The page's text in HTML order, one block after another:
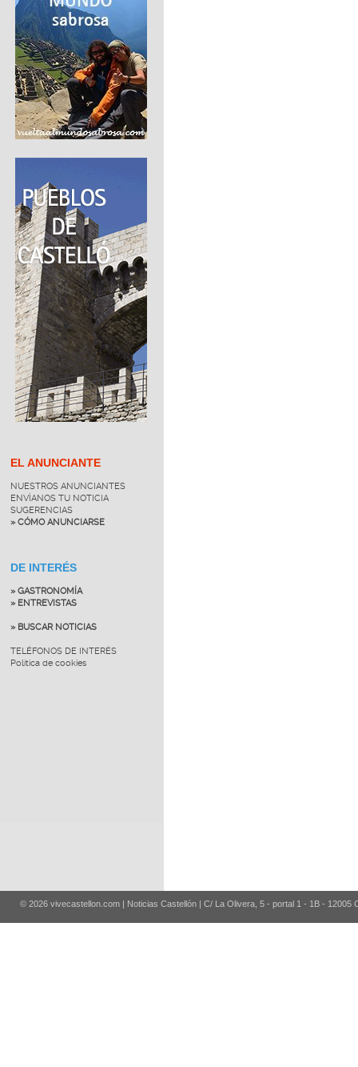
EL ANUNCIANTE
NUESTROS ANUNCIANTES
ENVÍANOS TU NOTICIA
SUGERENCIAS
» CÓMO ANUNCIARSE
DE INTERÉS
» GASTRONOMÍA
» ENTREVISTAS
» BUSCAR NOTICIAS
TELÉFONOS DE INTERÉS
Política de cookies
© 2026 vivecastellon.com | Noticias Castellón | C/ La Olivera, 5 - portal 1 - 1B - 12005